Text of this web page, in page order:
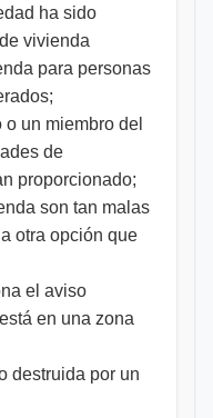
ha sido
vivienda
para personas
un miembro del
de
proporcionado;
son tan malas
otra opción que
el aviso
en una zona
destruida por un